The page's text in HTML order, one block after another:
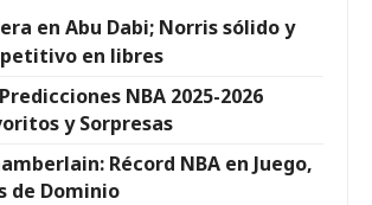
en Abu Dabi; Norris sólido y
en libres
Predicciones NBA 2025-2026
y Sorpresas
Récord NBA en Juego,
de Dominio